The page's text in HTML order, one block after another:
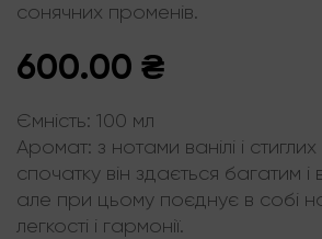
сонячних променів.
600.00 ₴
Ємність: 100 мл
Аромат: з нотами ванілі і стиглих
спочатку він здається багатим
але при цьому поєднує в собі
легкості і гармонії.